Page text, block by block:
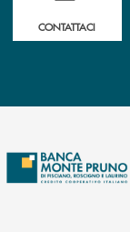
CONTATTACI